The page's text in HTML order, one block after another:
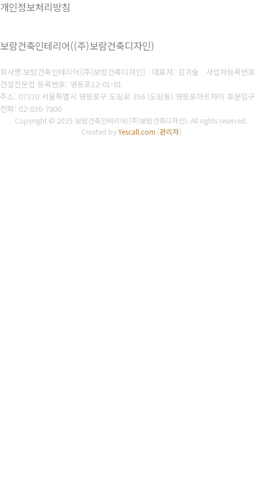
개인정보처리방침
보람건축인테리어((주)보람건축디자인)
회사명:보람건축인테리어((주)보람건축디자인) 대표자: 김귀술 사업자등록번호:
건설전문업 등록번호: 영등포12-01-01
주소: 07370 서울특별시 영등포구 도림로 356 (도림동) 영등포아트자이 후문입구
전화: 02-836-7800
Copyright © 2025 보람건축인테리어((주)보람건축디자인). All rights reserved.
Created byYescall.com [관리자]